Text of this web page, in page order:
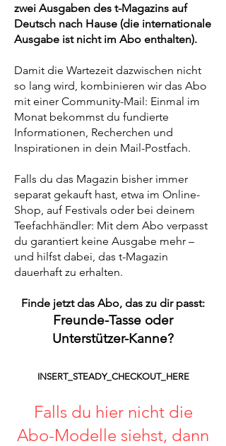
zwei Ausgaben des t-Magazins auf
Deutsch nach Hause (die internationale
Ausgabe ist nicht im Abo enthalten).
Damit die Wartezeit dazwischen nicht
so lang wird, kombinieren wir das Abo
mit einer Community-Mail: Einmal im
Monat bekommst du fundierte
Informationen, Recherchen und
Inspirationen in dein Mail-Postfach.
Falls du das Magazin bisher immer
separat gekauft hast, etwa im Online-
Shop, auf Festivals oder bei deinem
Teefachhändler: Mit dem Abo verpasst
du garantiert keine Ausgabe mehr –
und hilfst dabei, das t-Magazin
dauerhaft zu erhalten.
Finde jetzt das Abo, das zu dir passt:
Freunde-Tasse oder
Unterstützer-Kanne?
INSERT_STEADY_CHECKOUT_HERE
Falls du hier nicht die
Abo-Modelle siehst, dann